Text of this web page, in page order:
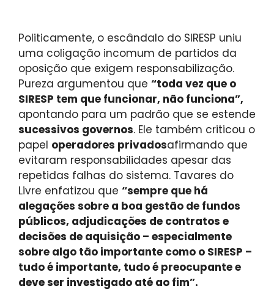
Politicamente, o escândalo do SIRESP uniu
uma coligação incomum de partidos da
oposição que exigem responsabilização.
Pureza argumentou que “toda vez que o
SIRESP tem que funcionar, não funciona”,
apontando para um padrão que se estende
sucessivos governos. Ele também criticou o
papel operadores privadosafirmando que
evitaram responsabilidades apesar das
repetidas falhas do sistema. Tavares do
Livre enfatizou que “sempre que há
alegações sobre a boa gestão de fundos
públicos, adjudicações de contratos e
decisões de aquisição – especialmente
sobre algo tão importante como o SIRESP –
tudo é importante, tudo é preocupante e
deve ser investigado até ao fim”.